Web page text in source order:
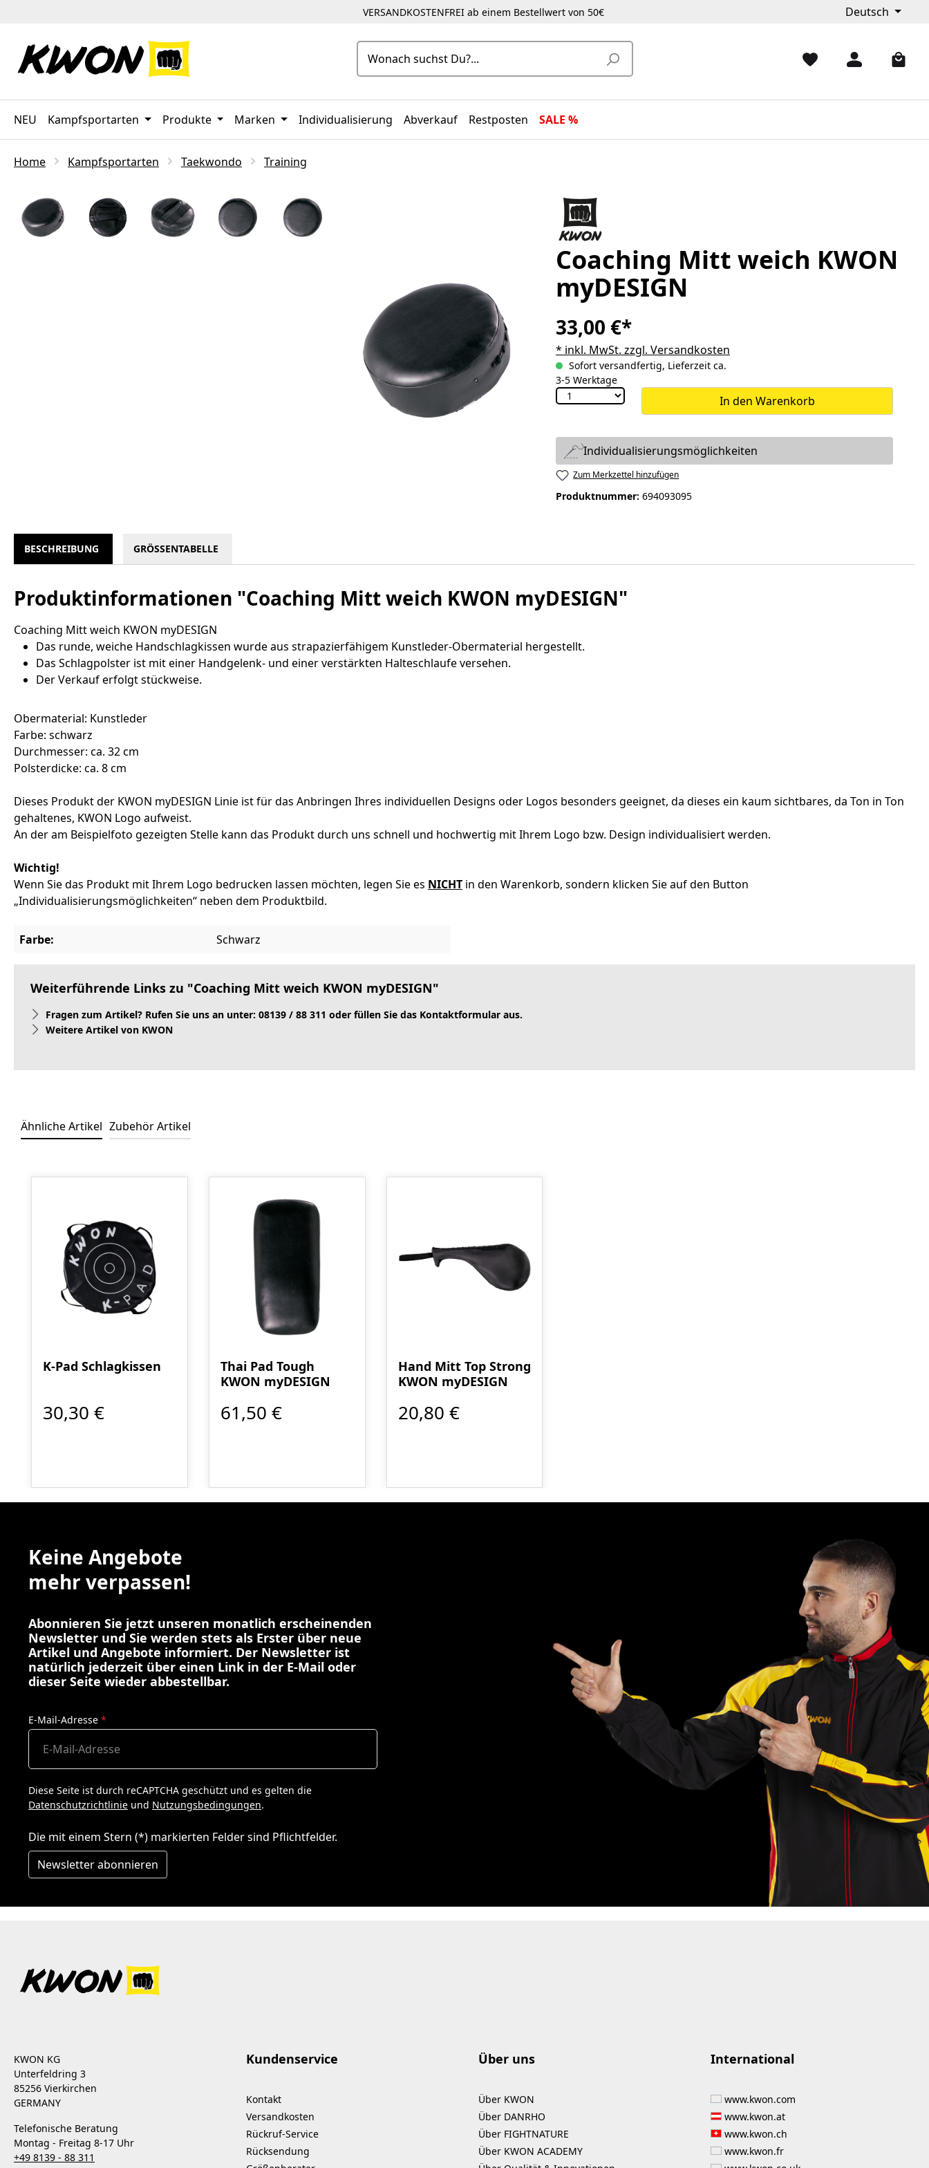
VERSANDKOSTENFREI ab einem Bestellwert von 50€ Deutsch
NEU Kampfsportarten Produkte Marken Individualisierung Abverkauf Restposten SALE %
Home Kampfsportarten Taekwondo Training
Bildergalerie überspringen
Coaching Mitt weich KWON
myDESIGN
33,00 €*
* inkl. MwSt. zzgl. Versandkosten
Sofort versandfertig, Lieferzeit ca.
3-5 Werktage
In den Warenkorb
Individualisierungsmöglichkeiten
Zum Merkzettel hinzufügen
Produktnummer: 694093095
BESCHREIBUNG GRÖSSENTABELLE
Produktinformationen "Coaching Mitt weich KWON myDESIGN"
Coaching Mitt weich KWON myDESIGN
Das runde, weiche Handschlagkissen wurde aus strapazierfähigem Kunstleder-Obermaterial hergestellt.
Das Schlagpolster ist mit einer Handgelenk- und einer verstärkten Halteschlaufe versehen.
Der Verkauf erfolgt stückweise.
Obermaterial: Kunstleder
Farbe: schwarz
Durchmesser: ca. 32 cm
Polsterdicke: ca. 8 cm
Dieses Produkt der KWON myDESIGN Linie ist für das Anbringen Ihres individuellen Designs oder Logos besonders geeignet, da dieses ein kaum sichtbares, da Ton in Ton
gehaltenes, KWON Logo aufweist.
An der am Beispielfoto gezeigten Stelle kann das Produkt durch uns schnell und hochwertig mit Ihrem Logo bzw. Design individualisiert werden.
Wichtig!
Wenn Sie das Produkt mit Ihrem Logo bedrucken lassen möchten, legen Sie es NICHT in den Warenkorb, sondern klicken Sie auf den Button
„Individualisierungsmöglichkeiten“ neben dem Produktbild.
Farbe: Schwarz
Weiterführende Links zu "Coaching Mitt weich KWON myDESIGN"
Fragen zum Artikel? Rufen Sie uns an unter: 08139 / 88 311 oder füllen Sie das Kontaktformular aus.
Weitere Artikel von KWON
Ähnliche Artikel Zubehör Artikel
K-Pad Schlagkissen
30,30 €
Thai Pad Tough
KWON myDESIGN
61,50 €
Hand Mitt Top Strong
KWON myDESIGN
20,80 €
Keine Angebote
mehr verpassen!
Abonnieren Sie jetzt unseren monatlich erscheinenden
Newsletter und Sie werden stets als Erster über neue
Artikel und Angebote informiert. Der Newsletter ist
natürlich jederzeit über einen Link in der E-Mail oder
dieser Seite wieder abbestellbar.
E-Mail-Adresse *
Diese Seite ist durch reCAPTCHA geschützt und es gelten die
Datenschutzrichtlinie und Nutzungsbedingungen.
Die mit einem Stern (*) markierten Felder sind Pflichtfelder.
Newsletter abonnieren
KWON KG
Unterfeldring 3
85256 Vierkirchen
GERMANY
Telefonische Beratung
Montag - Freitag 8-17 Uhr
+49 8139 - 88 311
Kundenservice
Kontakt
Versandkosten
Rückruf-Service
Rücksendung
Über uns
Über KWON
Über DANRHO
Über FIGHTNATURE
Über KWON ACADEMY
International
www.kwon.com
www.kwon.at
www.kwon.ch
www.kwon.fr